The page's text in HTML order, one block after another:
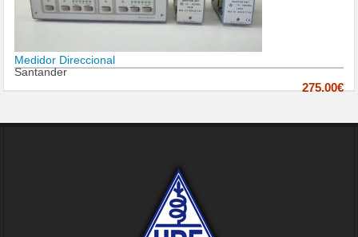
Medidor Direccional
Santander
275.00€